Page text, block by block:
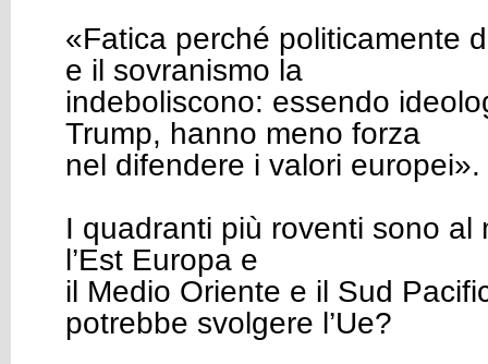
«Fatica perché politicamente
e il sovranismo la
indeboliscono: essendo
Trump, hanno meno forza
nel difendere i valori europei».
I quadranti più roventi sono al
l’Est Europa e
il Medio Oriente e il Sud
potrebbe svolgere l’Ue?